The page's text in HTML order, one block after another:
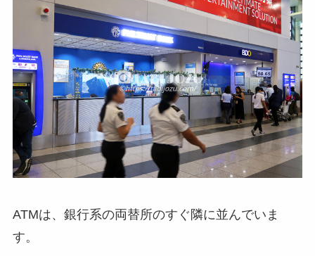
ATMは、銀行系の両替所のすぐ隣に並んでいま
す。